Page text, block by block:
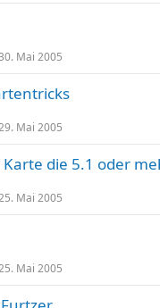
Mai 2005
Mai 2005
Karte die 5.1 oder
Mai 2005
Mai 2005